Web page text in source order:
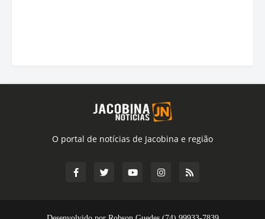
O portal de notícias de Jacobina e região